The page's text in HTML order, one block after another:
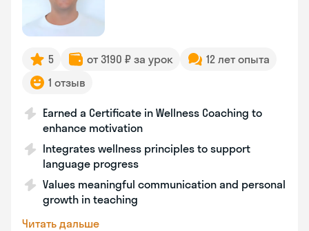
5 от 3190 ₽ за урок
12 лет опыта
1 отзыв
Earned a Certificate in Wellness Coaching to
enhance motivation
Integrates wellness principles to support
language progress
Values meaningful communication and personal
growth in teaching
Читать дальше